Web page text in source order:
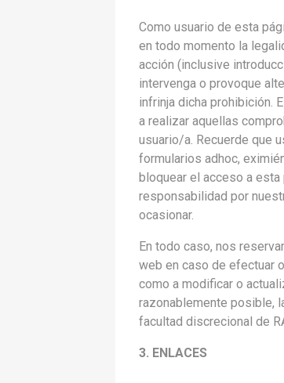
Como usuario de esta
en todo momento la
acción (inclusive
intervenga o provoque
infrinja dicha prohibición.
a realizar aquellas
usuario/a. Recuerde que
formularios adhoc,
bloquear el acceso a
responsabilidad por
ocasionar.
En todo caso, nos
web en caso de efectuar
como a modificar o
razonablemente posible,
facultad discrecional de
3. ENLACES